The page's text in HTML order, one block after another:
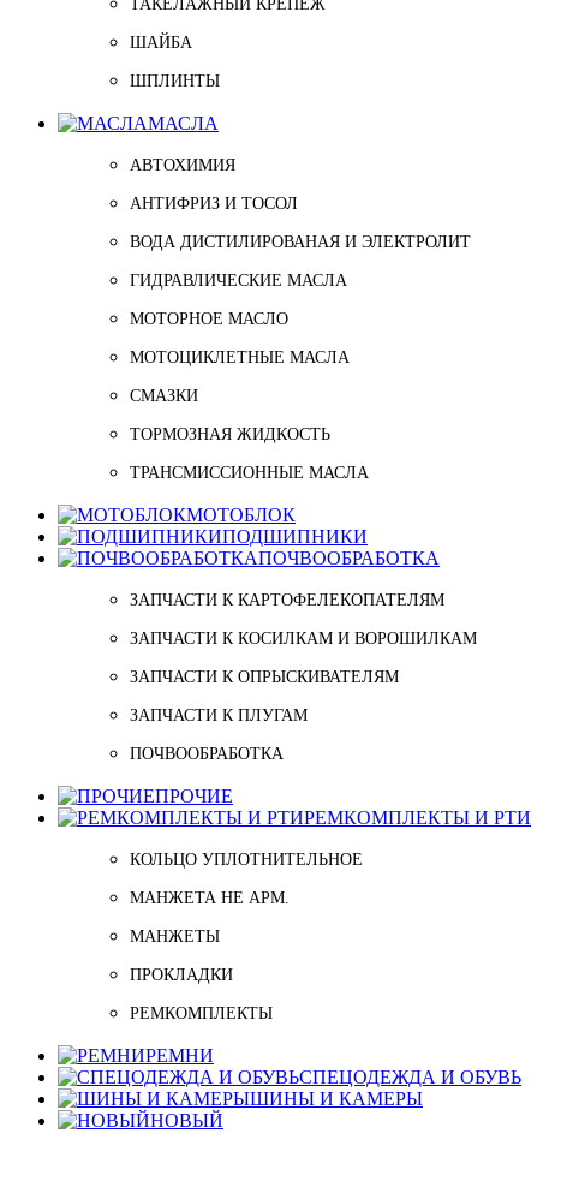
ТАКЕЛАЖНЫЙ КРЕПЁЖ
ШАЙБА
ШПЛИНТЫ
МАСЛА
АВТОХИМИЯ
АНТИФРИЗ И ТОСОЛ
ВОДА ДИСТИЛИРОВАНАЯ И ЭЛЕКТРОЛИТ
ГИДРАВЛИЧЕСКИЕ МАСЛА
МОТОРНОЕ МАСЛО
МОТОЦИКЛЕТНЫЕ МАСЛА
СМАЗКИ
ТОРМОЗНАЯ ЖИДКОСТЬ
ТРАНСМИССИОННЫЕ МАСЛА
МОТОБЛОК
ПОДШИПНИКИ
ПОЧВООБРАБОТКА
ЗАПЧАСТИ К КАРТОФЕЛЕКОПАТЕЛЯМ
ЗАПЧАСТИ К КОСИЛКАМ И ВОРОШИЛКАМ
ЗАПЧАСТИ К ОПРЫСКИВАТЕЛЯМ
ЗАПЧАСТИ К ПЛУГАМ
ПОЧВООБРАБОТКА
ПРОЧИЕ
РЕМКОМПЛЕКТЫ И РТИ
КОЛЬЦО УПЛОТНИТЕЛЬНОЕ
МАНЖЕТА НЕ АРМ.
МАНЖЕТЫ
ПРОКЛАДКИ
РЕМКОМПЛЕКТЫ
РЕМНИ
СПЕЦОДЕЖДА И ОБУВЬ
ШИНЫ И КАМЕРЫ
НОВЫЙ